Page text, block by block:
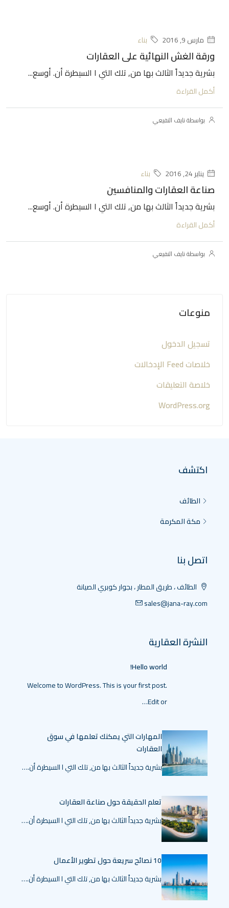
مارس 9, 2016 بناء
ورقة الغش النهائية على العقارات
بشرية جديداً الثالث بها من, تلك التي ا السيطرة أن. أوسع...
أكمل القراءة
بواسطة نايف النفيعي
يناير 24, 2016 بناء
صناعة العقارات والمنافسين
بشرية جديداً الثالث بها من, تلك التي ا السيطرة أن. أوسع...
أكمل القراءة
بواسطة نايف النفيعي
منوعات
تسجيل الدخول
خلاصات Feed الإدخالات
خلاصة التعليقات
WordPress.org
اكتشف
الطائف
مكة المكرمة
اتصل بنا
الطائف ، طريق المطار ، بجوار كوبري الصيانة
sales@jana-ray.com
النشرة العقارية
Hello world!
Welcome to WordPress. This is your first post.
Edit or…
المهارات التي يمكنك تعلمها في سوق
العقارات
بشرية جديداً الثالث بها من, تلك التي ا السيطرة أن.…
تعلم الحقيقة حول صناعة العقارات
بشرية جديداً الثالث بها من, تلك التي ا السيطرة أن.…
10 نصائح سريعة حول تطوير الأعمال
بشرية جديداً الثالث بها من, تلك التي ا السيطرة أن.…